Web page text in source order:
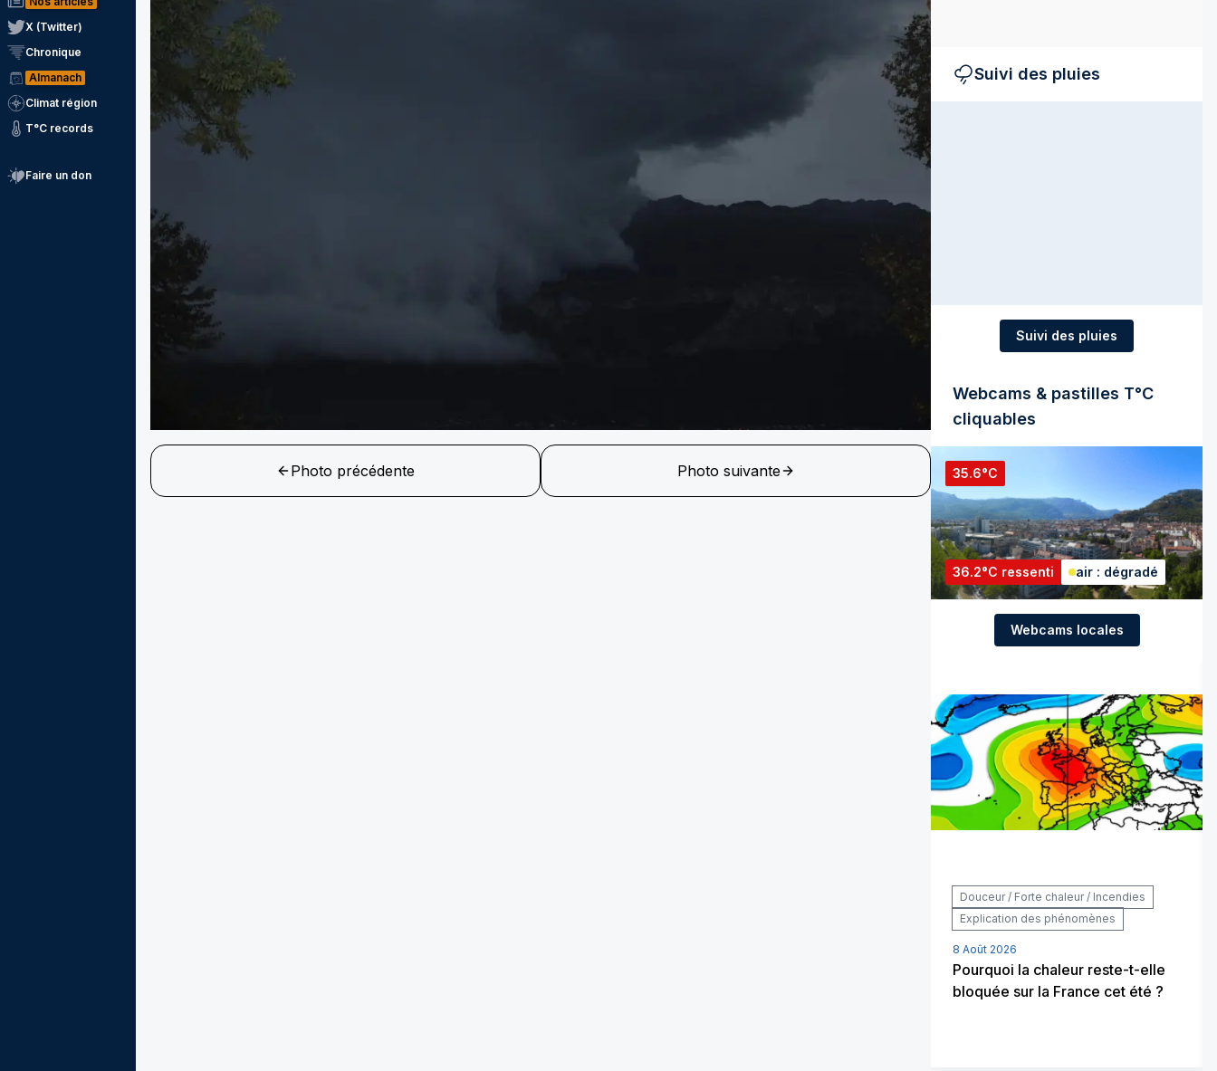
X (Twitter)
Chronique
Almanach
Climat région
T°C records
Faire un don
Photo précédente Photo suivante
Suivi des pluies
Suivi des pluies
Webcams & pastilles T°C
cliquables
35.6°C
36.2°C ressenti air : dégradé
Webcams locales
Douceur / Forte chaleur / Incendies
Explication des phénomènes
8 Août 2026
Pourquoi la chaleur reste-t-elle
bloquée sur la France cet été ?